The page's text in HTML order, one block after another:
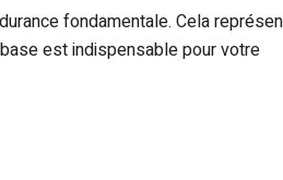
fondamentale. Cela
est indispensable pour votre